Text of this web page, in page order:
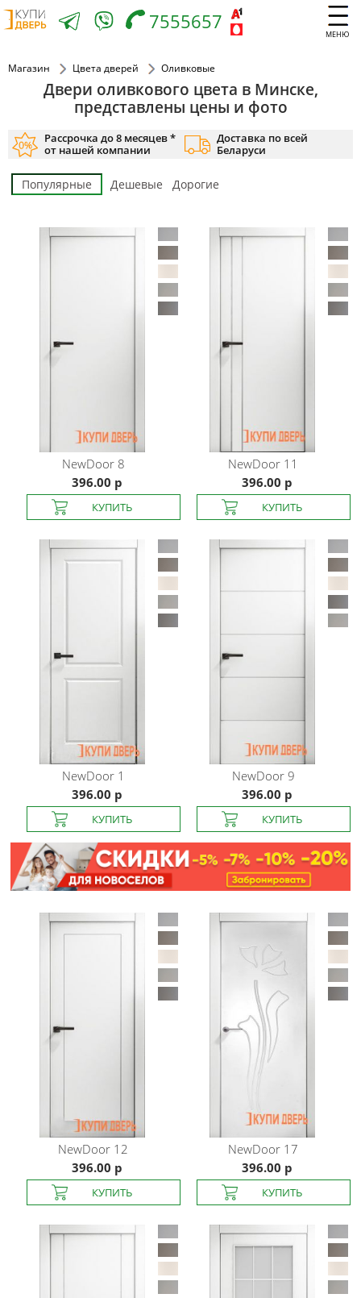
МЕНЮ
7555657
Магазин Цвета дверей Оливковые
Двери оливкового цвета в Минске,
представлены цены и фото
Рассрочка до 8 месяцев *
от нашей компании
Доставка по всей
Беларуси
Популярные Дешевые Дорогие
NewDoor8
396.00 р
NewDoor 11
396.00 р
NewDoor1
396.00 р
NewDoor9
396.00 р
NewDoor 12
396.00 р
NewDoor 17
396.00 р